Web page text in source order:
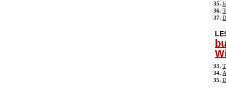
35.
36.
37.
33.
34.
35.